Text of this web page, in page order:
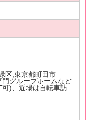
区,東京都町田市
グループホームなど
)、近場は自転車訪